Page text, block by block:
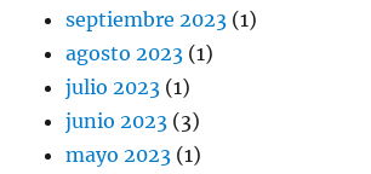
septiembre 2023 (1)
agosto 2023 (1)
julio 2023 (1)
junio 2023 (3)
mayo 2023 (1)